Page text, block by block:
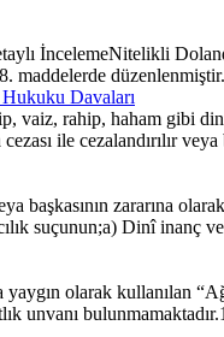
İncelemeNitelikli
düzenlenmiştir.
Davaları
vaiz, rahip, haham gibi
ile cezalandırılır
başkasının zararına
suçunun;a) Dinî
olarak kullanılan
unvanı